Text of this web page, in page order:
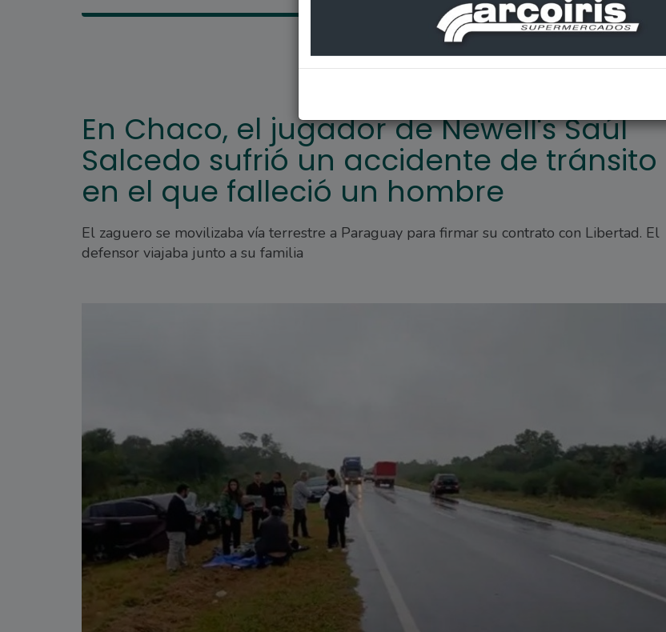
POLICIALES
En Chaco, el jugador de Newell's Saúl
Salcedo sufrió un accidente de tránsito
en el que falleció un hombre
El zaguero se movilizaba vía terrestre a Paraguay para firmar su contrato con Libertad. El
defensor viajaba junto a su familia